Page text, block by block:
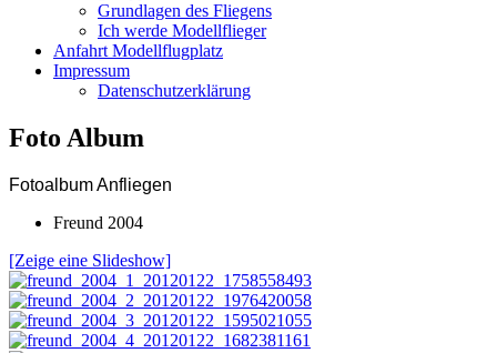
Grundlagen des Fliegens
Ich werde Modellflieger
Anfahrt Modellflugplatz
Impressum
Datenschutzerklärung
Foto Album
Fotoalbum Anfliegen
Freund 2004
[Zeige eine Slideshow]